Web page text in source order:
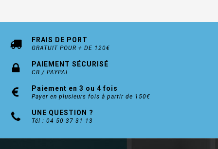
FRAIS DE PORT
GRATUIT POUR + DE 120€
PAIEMENT SÉCURISÉ
CB / PAYPAL
Paiement en 3 ou 4 fois
Payer en plusieurs fois à partir de 150€
UNE QUESTION ?
Tél : 04 50 37 31 13